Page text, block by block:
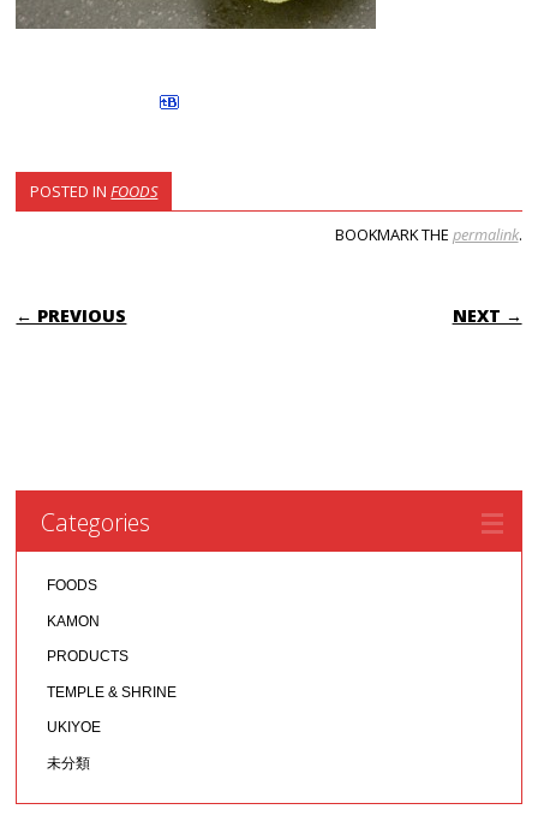
POSTED INFOODS
BOOKMARK THE permalink.
POST NAVIGATION
← PREVIOUS NEXT →
Categories
FOODS
KAMON
PRODUCTS
TEMPLE & SHRINE
UKIYOE
未分類